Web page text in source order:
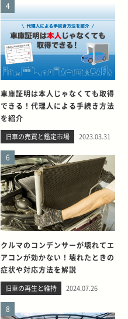
4
車庫証明は本人じゃなくても取得
できる！代理人による手続き方法
を紹介
旧車の売買と鑑定市場 2023.03.31
6
クルマのコンデンサーが壊れてエ
アコンが効かない！壊れたときの
症状や対応方法を解説
旧車の再生と維持 2024.07.26
8